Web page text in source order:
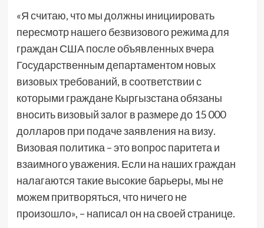
«Я считаю, что мы должны инициировать
пересмотр нашего безвизового режима для
граждан США после объявленных вчера
Государственным департаментом новых
визовых требований, в соответствии с
которыми граждане Кыргызстана обязаны
вносить визовый залог в размере до 15 000
долларов при подаче заявления на визу.
Визовая политика – это вопрос паритета и
взаимного уважения. Если на наших граждан
налагаются такие высокие барьеры, мы не
можем притворяться, что ничего не
произошло», – написал он на своей странице.